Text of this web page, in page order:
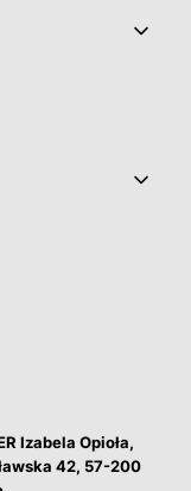
Izabela Opioła,
42, 57-200